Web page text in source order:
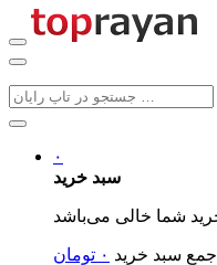
۰
سبد خرید
جمع سبد خرید ۰ تومان